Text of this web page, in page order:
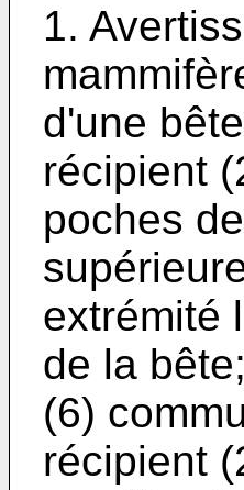
1.
d'une
récipient
poches
extrémité
de la
(6)
récipient